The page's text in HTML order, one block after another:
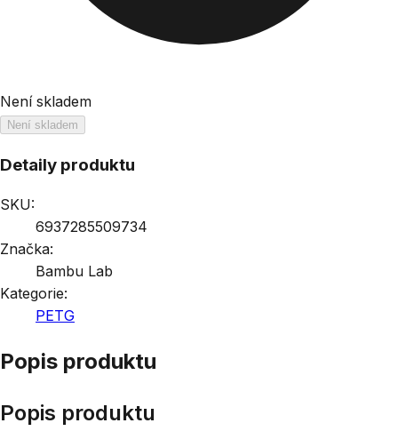
Není skladem
Není skladem
Detaily produktu
SKU:
6937285509734
Značka:
Bambu Lab
Kategorie:
PETG
Popis produktu
Popis produktu